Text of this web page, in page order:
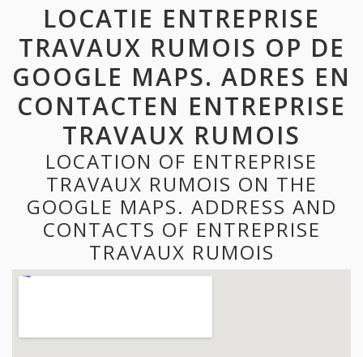
LOCATIE ENTREPRISE
TRAVAUX RUMOIS OP DE
GOOGLE MAPS. ADRES EN
CONTACTEN ENTREPRISE
TRAVAUX RUMOIS
LOCATION OF ENTREPRISE
TRAVAUX RUMOIS ON THE
GOOGLE MAPS. ADDRESS AND
CONTACTS OF ENTREPRISE
TRAVAUX RUMOIS